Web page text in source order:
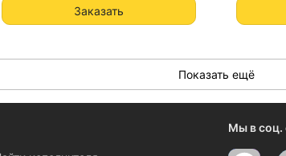
Заказать
Показать ещё
Мы в соц.